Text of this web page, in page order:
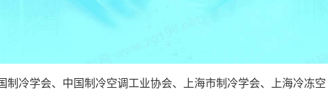
制冷学会、中国制冷空调工业协会、上海市制冷学会、上海冷冻空